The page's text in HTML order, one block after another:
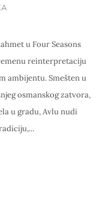
u Four Seasons
reinterpretaciju
ambijentu. Smešten u
osmanskog zatvora,
u gradu, Avlu nudi